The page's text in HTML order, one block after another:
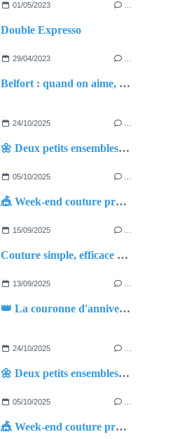
01/05/2023
Double Expresso
29/04/2023
Belfort : quand on aime, on ne compte pas !
24/10/2025
🌼 Deux petits ensembles pleins de douceur pour Léa
05/10/2025
🎪 Week-end couture productif et haut en couleurs !
15/09/2025
Couture simple, efficace et… trop craquante pour Léa ! 👶✨
13/09/2025
👑 La couronne d'anniversaire de Léa 👑
24/10/2025
🌼 Deux petits ensembles pleins de douceur pour Léa
05/10/2025
🎪 Week-end couture productif et haut en couleurs !